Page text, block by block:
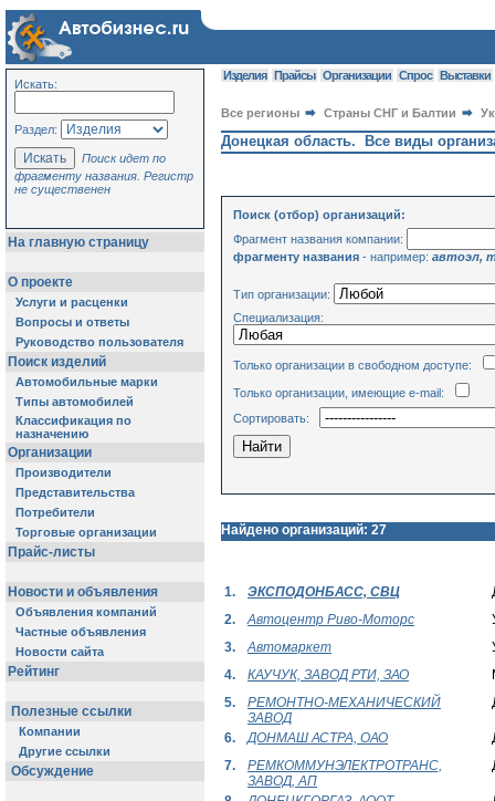
Искать:
Раздел:
Поиск идет по
фрагменту названия. Регистр
не существенен
На главную страницу
О проекте
Услуги и расценки
Вопросы и ответы
Руководство пользователя
Поиск изделий
Автомобильные марки
Типы автомобилей
Классификация по
назначению
Организации
Производители
Представительства
Потребители
Торговые организации
Прайс-листы
Новости и объявления
Объявления компаний
Частные объявления
Новости сайта
Рейтинг
Полезные ссылки
Компании
Другие ссылки
Обсуждение
Изделия Прайсы Организации Спрос Выставки
Все регионы Страны СНГ и Балтии
Донецкая область. Все виды
Поиск (отбор) организаций:
Фрагмент названия компании:
фрагменту названия - например: автоэл,
Тип организации:
Специализация:
Только организации в свободном доступе:
Только организации, имеющие e-mail:
Сортировать:
Найдено организаций: 27
1. ЭКСПОДОНБАСС, СВЦ
2.
Автоцентр Риво-Моторс
3.
Автомаркет
4.
КАУЧУК, ЗАВОД РТИ, ЗАО
5.
РЕМОНТНО-МЕХАНИЧЕСКИЙ
ЗАВОД
6. ДОНМАШ АСТРА, ОАО
7.
РЕМКОММУНЭЛЕКТРОТРАНС,
ЗАВОД, АП